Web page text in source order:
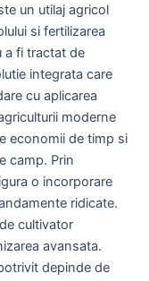
un utilaj agricol
si fertilizarea
a fi tractat de
integrata care
cu aplicarea
moderne
economii de timp si
camp. Prin
o incorporare
ridicate.
cultivator
avansata.
depinde de